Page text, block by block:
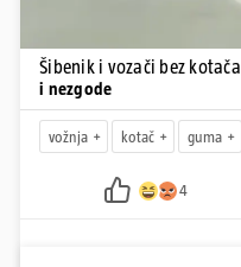
Šibenik i vozači bez kotača
i nezgode
vožnja kotač guma
4